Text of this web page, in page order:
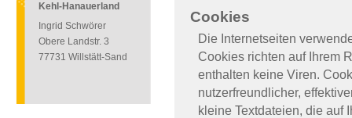
Kehl-Hanauerland
Ingrid Schwörer
Obere Landstr. 3
77731 Willstätt-Sand
Cookies
Die Internetseiten
Cookies richten auf Ihrem
enthalten keine Viren.
nutzerfreundlicher,
kleine Textdateien, die auf